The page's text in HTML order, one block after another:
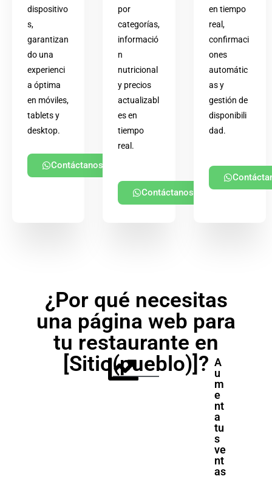
dispositivo
s,
garantizan
do una
experienci
a óptima
en móviles,
tablets y
desktop.
Contáctanos
por
categorías,
informació
n
nutricional
y precios
actualizabl
es en
tiempo
real.
Contáctanos
en tiempo
real,
confirmaci
ones
automátic
as y
gestión de
disponibili
dad.
¿Por qué necesitas
una página web para
tu restaurante en
[Sitio(pueblo)]? A
u
m
e
nt
a
tu
s
ve
nt
as